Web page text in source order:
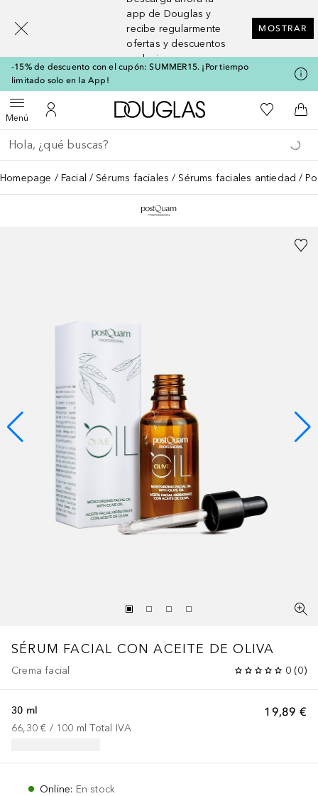
app de Douglas y
recibe regularmente
ofertas y descuentos
exclusivos
MOSTRAR
-15% de descuento con el cupón: SUMMER15. ¡Por tiempo
limitado solo en la App!
MenúAbrir menúMi cuenta
A Douglas HomeMi lista de
A
Regresar
Ejecutar búsqueda
Homepage Facial Sérums faciales Sérums faciales antiedad
SÉRUM FACIAL CON ACEITE DE OLIVA
Crema facial 0 (0)
19,89 €
30 ml
66,30 € / 100 ml Total IVA
Online: En stock
[navigation.slideout.screenreader]